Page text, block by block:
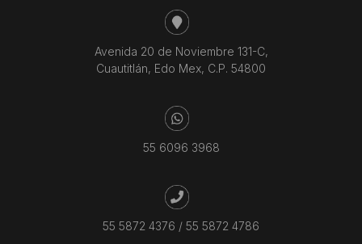
Avenida 20 de Noviembre 131-C,
Cuautitlán, Edo Mex, C.P. 54800
55 6096 3968
55 5872 4376 / 55 5872 4786